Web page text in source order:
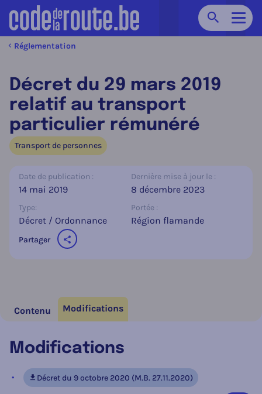
Chercher
Réglementation
Décret du 29 mars 2019
relatif au transport
particulier rémunéré
Transport de personnes
Date de publication :
14 mai 2019
Dernière mise à jour le :
8 décembre 2023
Type:
Décret / Ordonnance
Portée :
Région flamande
Partager
Contenu Modifications
Modifications
Décret du 9 octobre 2020 (M.B. 27.11.2020)